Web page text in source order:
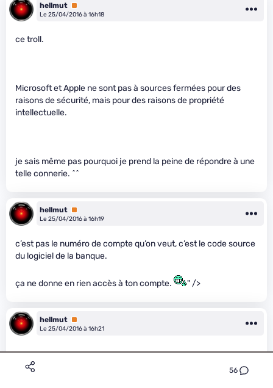
56
hellmut Premium
Le 25/04/2016 à 16h18
ce troll.
Microsoft et Apple ne sont pas à sources fermées pour des
raisons de sécurité, mais pour des raisons de propriété
intellectuelle.
je sais même pas pourquoi je prend la peine de répondre à une
telle connerie. ^^
hellmut Premium
Le 25/04/2016 à 16h19
c’est pas le numéro de compte qu’on veut, c’est le code source
du logiciel de la banque.
ça ne donne en rien accès à ton compte. " />
hellmut Premium
Le 25/04/2016 à 16h21